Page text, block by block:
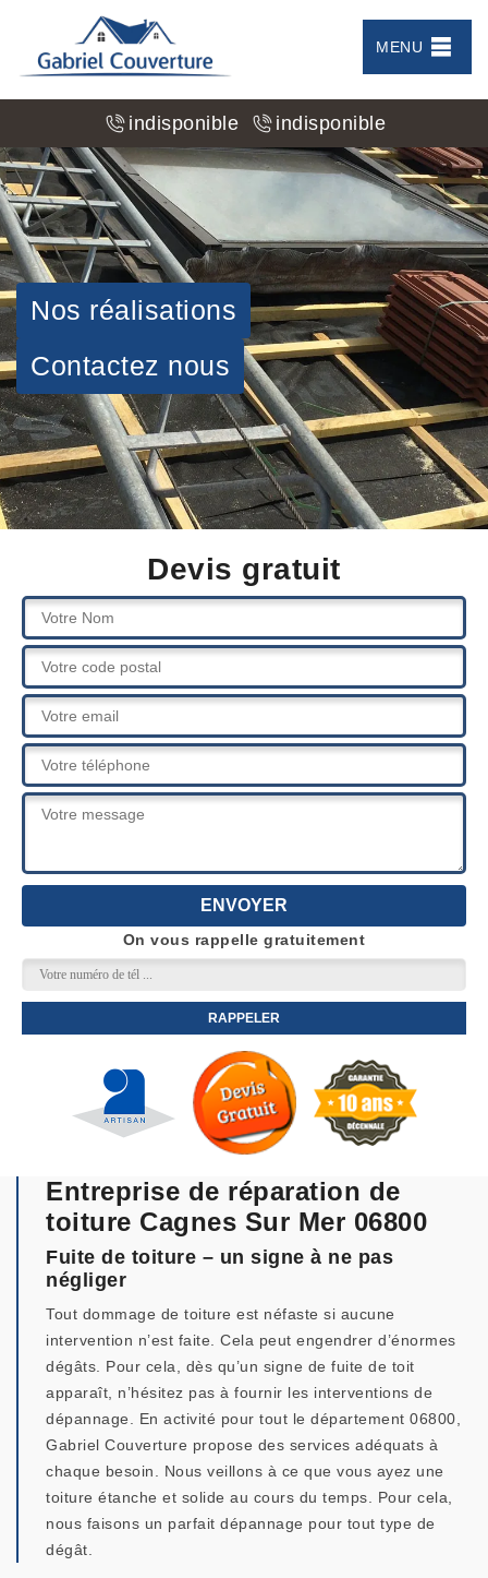
MENU
indisponible indisponible
Nos réalisations
Contactez nous
Devis gratuit
On vous rappelle gratuitement
Entreprise de réparation de
toiture Cagnes Sur Mer 06800
Fuite de toiture – un signe à ne pas
négliger
Tout dommage de toiture est néfaste si aucune
intervention n’est faite. Cela peut engendrer d’énormes
dégâts. Pour cela, dès qu’un signe de fuite de toit
apparaît, n’hésitez pas à fournir les interventions de
dépannage. En activité pour tout le département 06800,
Gabriel Couverture propose des services adéquats à
chaque besoin. Nous veillons à ce que vous ayez une
toiture étanche et solide au cours du temps. Pour cela,
nous faisons un parfait dépannage pour tout type de
dégât.